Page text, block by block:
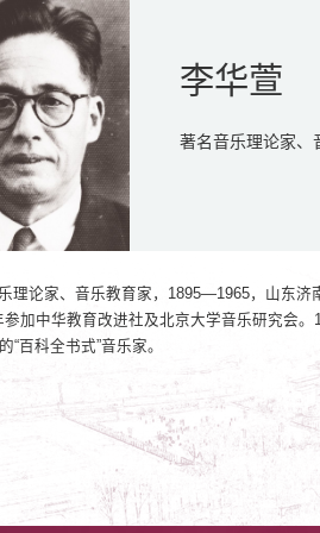
李华萱
著名音乐理论家、
理论家、音乐教育家，1895—1965，山东济
参加中华教育改进社及北京大学音乐研究会
“百科全书式”音乐家。